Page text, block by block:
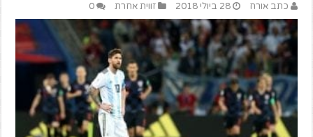
כתב אורח 28 ביולי 2018 זווית אחרת 0